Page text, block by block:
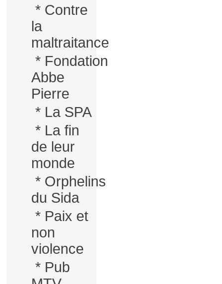
* Contre
la
maltraitance
* Fondation
Abbe
Pierre
* La SPA
* La fin
de leur
monde
* Orphelins
du Sida
* Paix et
non
violence
* Pub